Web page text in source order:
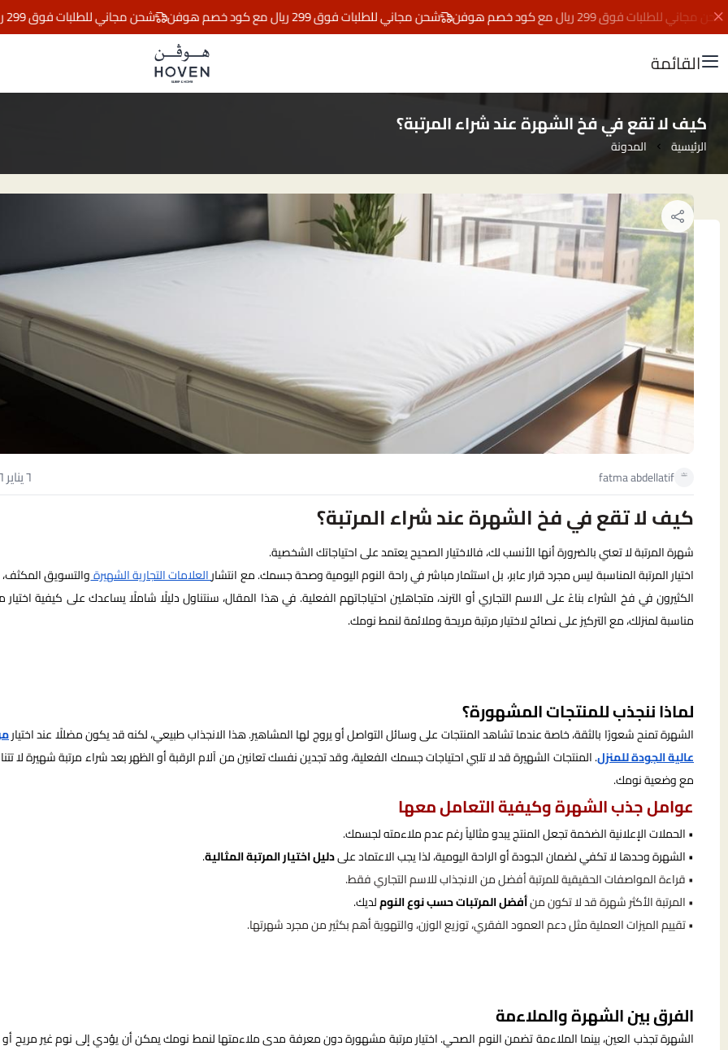
للطلبات فوق 299 ريال مع كود خصم هوفن شحن مجاني للطلبات فوق 299 ريال مع كود خصم هوفن شحن مجاني للطلبات فوق 299 ريال مع كود خصم هوفن
القائمة مفارش هوڤن
كيف لا تقع في فخ الشهرة عند شراء المرتبة؟
الرئيسية المدونة
fatma abdellatif ٦ يناير ٢٠٢٦
كيف لا تقع في فخ الشهرة عند شراء المرتبة؟
شهرة المرتبة لا تعني بالضرورة أنها الأنسب لك، فالاختيار الصحيح يعتمد على احتياجاتك الشخصية.
اختيار المرتبة المناسبة ليس مجرد قرار عابر، بل استثمار مباشر في راحة النوم اليومية وصحة جسمك. مع انتشارالعلامات التجارية الشهيرةوالتسويق
الكثيرون في فخ الشراء بناءً على الاسم التجاري أو الترند، متجاهلين احتياجاتهم الفعلية. في هذا المقال، سنتناول دليلًا شاملًا يساعدك على كيفية اختيار
مناسبة لمنزلك، مع التركيز على نصائح لاختيار مرتبة مريحة وملائمة لنمط نومك.
لماذا ننجذب للمنتجات المشهورة؟
الشهرة تمنح شعورًا بالثقة، خاصة عندما تشاهد المنتجات على وسائل التواصل أو يروج لها المشاهير. هذا الانجذاب طبيعي، لكنه قد يكون مضللًا عند اختيار
عالية الجودة للمنزل. المنتجات الشهيرة قد لا تلبي احتياجات جسمك الفعلية، وقد تجدين نفسك تعانين من آلام الرقبة أو الظهر بعد شراء مرتبة شهيرة لا
مع وضعية نومك.
عوامل جذب الشهرة وكيفية التعامل معها
• الحملات الإعلانية الضخمة تجعل المنتج يبدو مثالياً رغم عدم ملاءمته لجسمك.
• الشهرة وحدها لا تكفي لضمان الجودة أو الراحة اليومية، لذا يجب الاعتماد علىدليل اختيار المرتبة المثالية.
• قراءة المواصفات الحقيقية للمرتبة أفضل من الانجذاب للاسم التجاري فقط.
• المرتبة الأكثر شهرة قد لا تكون منأفضل المرتبات حسب نوع النوملديك.
• تقييم الميزات العملية مثل دعم العمود الفقري، توزيع الوزن، والتهوية أهم بكثير من مجرد شهرتها.
الفرق بين الشهرة والملاءمة
الشهرة تجذب العين، بينما الملاءمة تضمن النوم الصحي. اختيار مرتبة مشهورة دون معرفة مدى ملاءمتها لنمط نومك يمكن أن يؤدي إلى نوم غير مريح أو